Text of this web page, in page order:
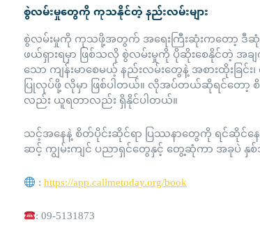
စွဲလမ်းမှုတွေကို ကုသနိုင်တဲ့ နည်းလမ်းများ
စွဲလမ်းမှုကို ကုသဖို့အတွက် အရေးကြီးဆုံးကတော့ ဒီဆုံးရှုံ
ဖယ်ရှားရမှာ ဖြစ်သလို စွဲလမ်းမှုကို ပိုဆိုးစေနိုင်တဲ့ အချက်
သော ကျန်းမာစေမယ့် နည်းလမ်းတွေနဲ့ အစားထိုးခြ
ပြုလုပ်ဖို့ လိုမှာ ဖြစ်ပါတယ်။ လိုအပ်တယ်ဆိုရင်တော့
လည်း ယူရတာလည်း ရှိနိုင်ပါတယ်။
သင့်အနေနဲ့ စိတ်ပိုင်းဆိုင်ရာ ပြဿနာတွေကို ရင်ဆိုင်
ဆင့် ကျွမ်းကျင် ပညာရှင်တွေနှင့် တွေ့ဆုံကာ အခုပဲ နှစ်
:https://app.callmetoday.org/book
: 09-5131873